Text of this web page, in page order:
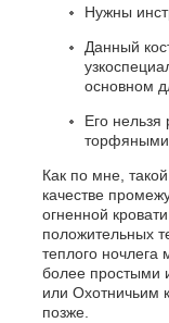
Нужны
Данный
основном
Его нельзя
Как по мне,
качестве
огненной
положительных
теплого ночлега
более простыми
или Охотничьим
позже.